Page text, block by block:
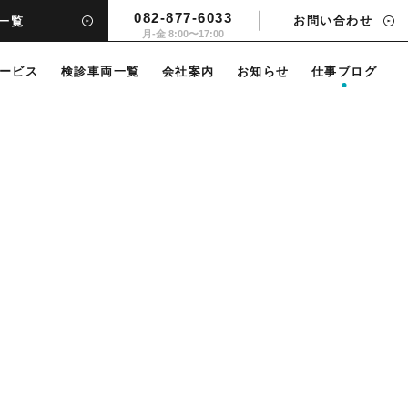
覧 082-877-6033
月-金 8:00〜17:00
お問い合わせ
ビス 検診車両一覧 会社案内 お知らせ 仕事ブログ